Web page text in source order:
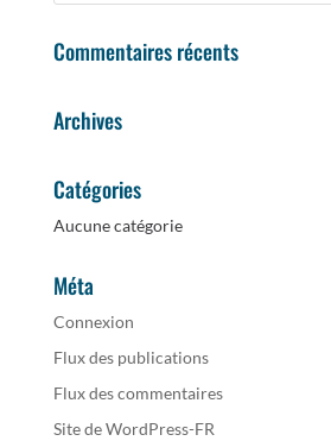
Commentaires récents
Archives
Catégories
Aucune catégorie
Méta
Connexion
Flux des publications
Flux des commentaires
Site de WordPress-FR